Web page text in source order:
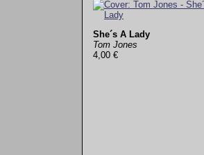
She´s A Lady
Tom Jones
4,00 €